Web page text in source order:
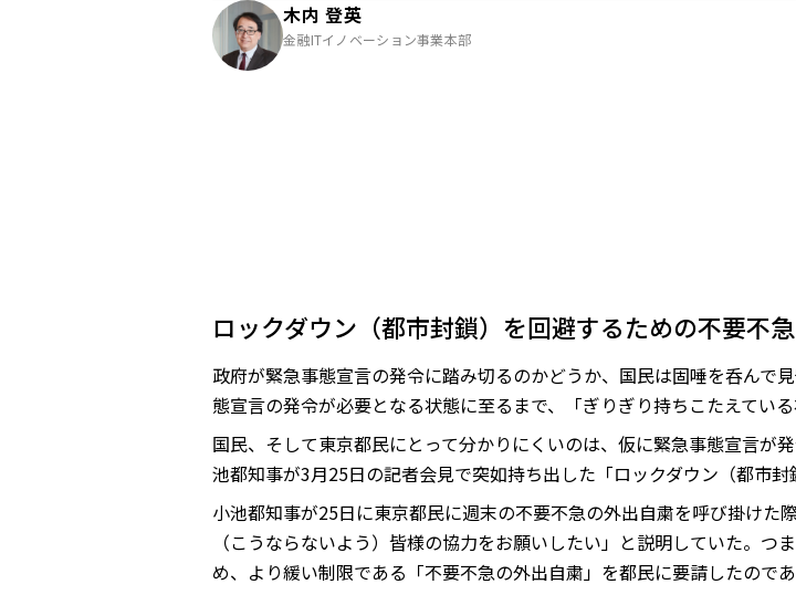
木内 登英
金融ITイノベーション事業本部
ロックダウン（都市封鎖）を回避するための不要不
政府が緊急事態宣言の発令に踏み切るのかどうか、国民は固唾を呑んで
態宣言の発令が必要となる状態に至るまで、「ぎりぎり持ちこたえてい
国民、そして東京都民にとって分かりにくいのは、仮に緊急事態宣言が
池都知事が3月25日の記者会見で突如持ち出した「ロックダウン（都市
小池都知事が25日に東京都民に週末の不要不急の外出自粛を呼び掛けた
（こうならないよう）皆様の協力をお願いしたい」と説明していた。
め、より緩い制限である「不要不急の外出自粛」を都民に要請したのであ